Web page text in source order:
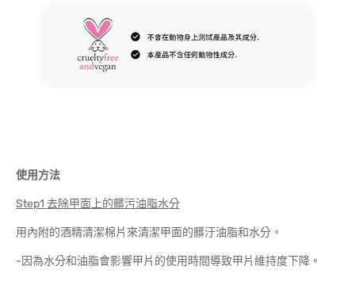
使用方法
Step1 去除甲面上的髒污油脂水分
用內附的酒精清潔棉片來清潔甲面的髒汙油脂和水分。
-因為水分和油脂會影響甲片的使用時間導致甲片維持度下降。